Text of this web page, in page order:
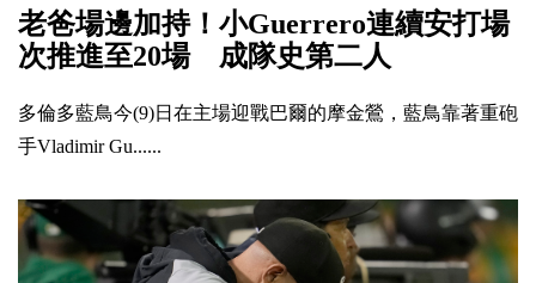
老爸場邊加持！小Guerrero連續安打場
次推進至20場 成隊史第二人
多倫多藍鳥今(9)日在主場迎戰巴爾的摩金鶯，藍鳥靠著重砲
手Vladimir Gu......